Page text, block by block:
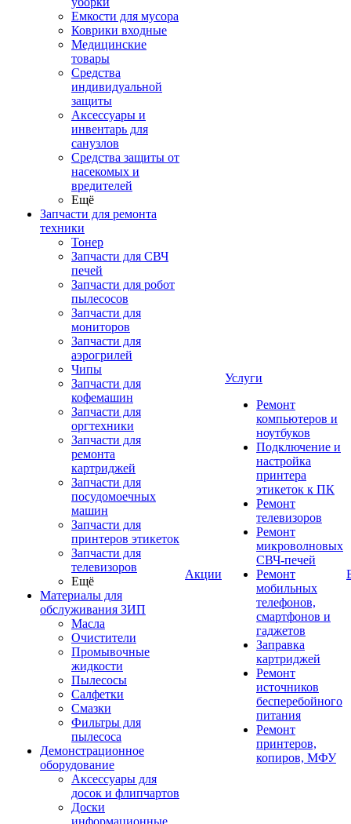
Емкости для мусора
Коврики входные
Медицинские
товары
Средства
индивидуальной
защиты
Аксессуары и
инвентарь для
санузлов
Средства защиты от
насекомых и
вредителей
Ещё
Запчасти для ремонта
техники
Тонер
Запчасти для СВЧ
печей
Запчасти для робот
пылесосов
Запчасти для
мониторов
Запчасти для
аэрогрилей
Чипы
Запчасти для
кофемашин
Запчасти для
оргтехники
Запчасти для
ремонта
картриджей
Запчасти для
посудомоечных
машин
Запчасти для
принтеров этикеток
Запчасти для
телевизоров
Ещё
Материалы для
обслуживания ЗИП
Масла
Очистители
Промывочные
жидкости
Пылесосы
Салфетки
Смазки
Фильтры для
пылесоса
Демонстрационное
оборудование
Аксессуары для
досок и флипчартов
Доски
информационные,
Акции
Услуги
Ремонт
компьютеров и
ноутбуков
Подключение и
настройка
принтера
этикеток к ПК
Ремонт
телевизоров
Ремонт
микроволновых
СВЧ-печей
Ремонт
мобильных
телефонов,
смартфонов и
гаджетов
Заправка
картриджей
Ремонт
источников
бесперебойного
питания
Ремонт
принтеров,
копиров, МФУ